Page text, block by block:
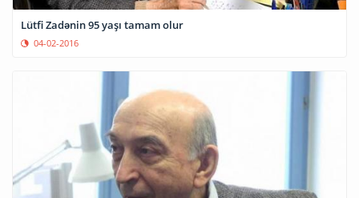
Lütfi Zadənin 95 yaşı tamam olur
04-02-2016